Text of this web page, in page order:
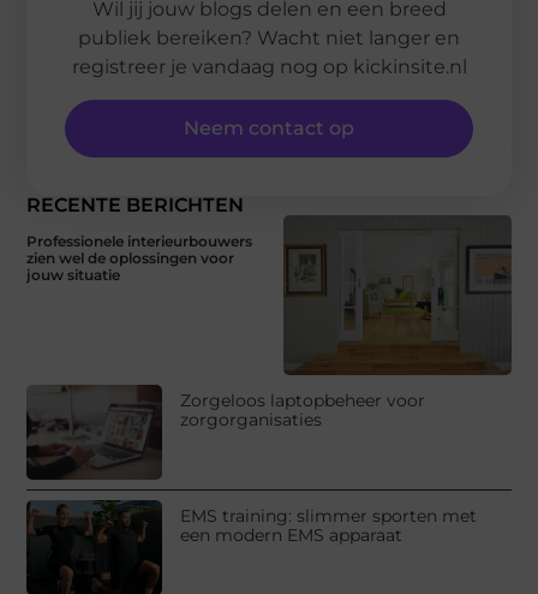
RECENTE BERICHTEN
Professionele interieurbouwers
zien wel de oplossingen voor
jouw situatie
Zorgeloos laptopbeheer voor
zorgorganisaties
EMS training: slimmer sporten met
een modern EMS apparaat
Wil jij jouw blogs delen en een breed
publiek bereiken? Wacht niet langer en
registreer je vandaag nog op kickinsite.nl
Neem contact op